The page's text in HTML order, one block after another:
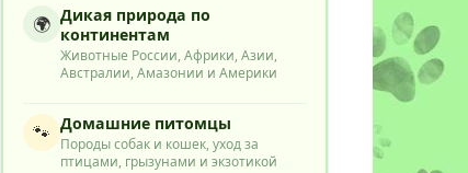
🌍 Дикая природа по
континентам
Животные России, Африки, Азии,
Австралии, Амазонии и Америки
🐾 Домашние питомцы
Породы собак и кошек, уход за
птицами, грызунами и экзотикой